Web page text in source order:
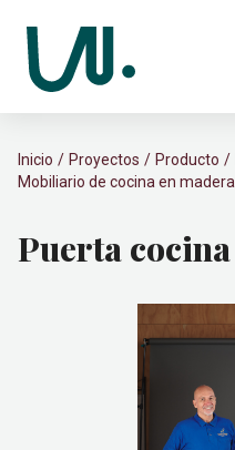
Inicio Proyectos Producto
Mobiliario de cocina en madera
Puerta cocina